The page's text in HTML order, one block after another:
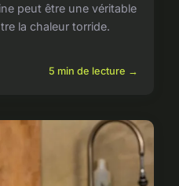
peut être une véritable
la chaleur torride.
5 min de lecture →